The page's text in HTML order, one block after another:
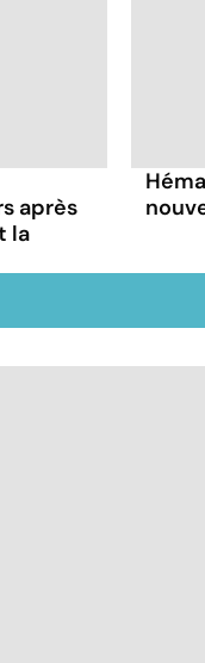
après
la